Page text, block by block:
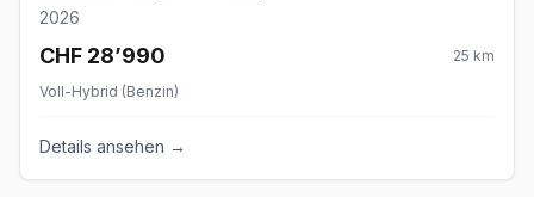
2026
CHF 28’990 25 km
Voll-Hybrid (Benzin)
Details ansehen →